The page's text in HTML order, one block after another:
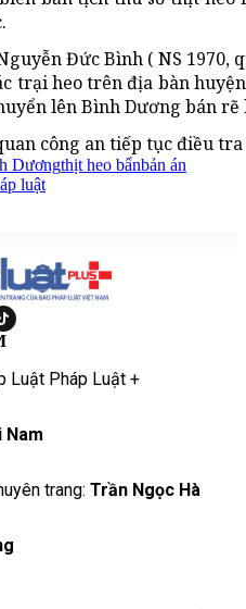
Đức Bình ( NS 1970,
trại heo trên địa bàn
lên Bình Dương bán
công an tiếp tục điều
Dươngthịt heo bẩnbản án
luật
Luật Pháp Luật +
Nam
trang: Trần Ngọc Hà